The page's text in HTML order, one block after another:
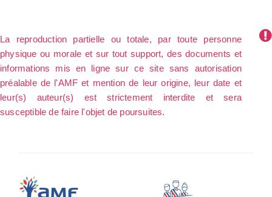
La reproduction partielle ou totale, par toute personne
physique ou morale et sur tout support, des documents et
informations mis en ligne sur ce site sans autorisation
préalable de l'AMF et mention de leur origine, leur date et
leur(s) auteur(s) est strictement interdite et sera
susceptible de faire l'objet de poursuites.